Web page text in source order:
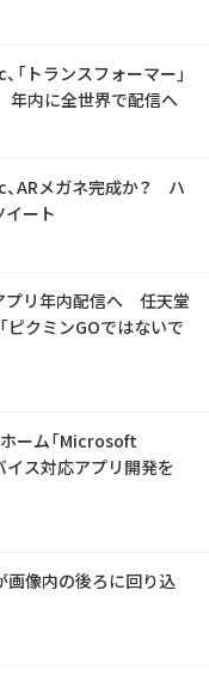
トランスフォーマー」
内に全世界で配信へ
ARメガネ完成か？ ハ
イート
プリ年内配信へ 任天堂
クミンGOではないで
ーム「Microsoft
ス対応アプリ開発を
画像内の後ろに回り込